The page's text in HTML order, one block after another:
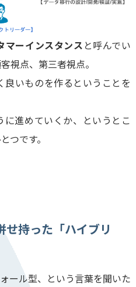
マーインスタンス と呼んでい
視点、第三者視点。
いものを作るということを
進めていくか、というとこ
つです。
持った「ハイブリ
ール型、という言葉を聞いた